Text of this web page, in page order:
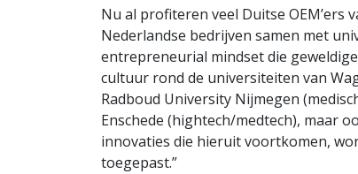
Nu al profiteren veel Duitse OEM’ers
Nederlandse bedrijven samen met
entrepreneurial mindset die
cultuur rond de universiteiten van
Radboud University Nijmegen
Enschede (hightech/medtech), maar
innovaties die hieruit voortkomen,
toegepast.”